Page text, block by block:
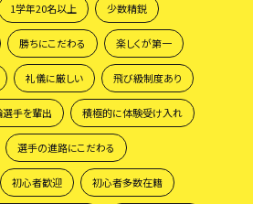
1学年20名以上 少数精鋭
勝ちにこだわる 楽しくが第一
礼儀に厳しい 飛び級制度あり
選手を輩出 積極的に体験受け入れ
選手の進路にこだわる
初心者歓迎 初心者多数在籍